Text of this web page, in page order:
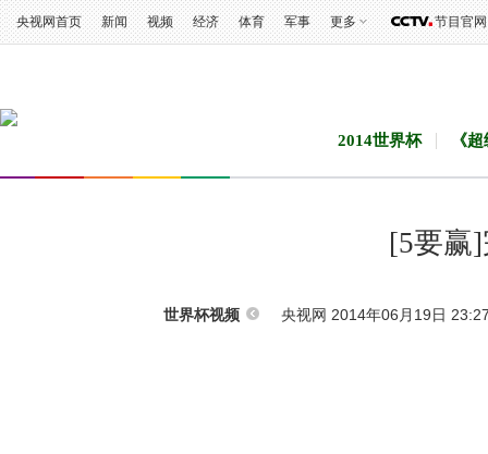
央视网首页 新闻 视频 经济 体育 军事 更多 节目官网
2014世界杯 《
[5要赢]
世界杯视频 央视网 2014年06月19日